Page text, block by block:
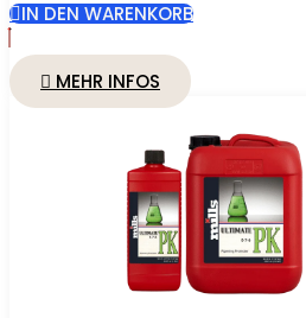
IN DEN WARENKORB
MEHR INFOS